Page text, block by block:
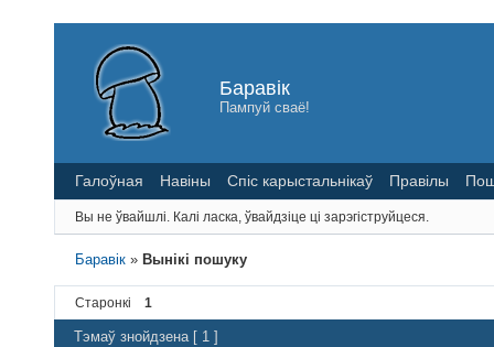
Баравік
Пампуй сваё!
Галоўная Навіны Спіс карыстальнікаў Правілы
Вы не ўвайшлі. Калі ласка, ўвайдзіце ці зарэгіструйцеся.
Баравік » Вынікі пошуку
Старонкі 1
Тэмаў знойдзена [ 1 ]